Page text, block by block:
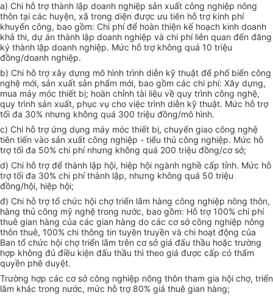
a) Chi hỗ trợ thành lập doanh nghiệp sản xuất công nghiệp nông
thôn tại các huyện, xã trong diện được ưu tiên hỗ trợ kinh phí
khuyến công, bao gồm: Chi phí để hoàn thiện kế hoạch kinh doanh
khả thi, dự án thành lập doanh nghiệp và chi phí liên quan đến đăng
ký thành lập doanh nghiệp. Mức hỗ trợ không quá 10 triệu
đồng/doanh nghiệp.
b) Chi hỗ trợ xây dựng mô hình trình diễn kỹ thuật để phổ biến công
nghệ mới, sản xuất sản phẩm mới, bao gồm các chi phí: Xây dựng,
mua máy móc thiết bị; hoàn chỉnh tài liệu về quy trình công nghệ,
quy trình sản xuất, phục vụ cho việc trình diễn kỹ thuật. Mức hỗ trợ
tối đa 30% nhưng không quá 300 triệu đồng/mô hình.
c) Chi hỗ trợ ứng dụng máy móc thiết bị, chuyển giao công nghệ
tiên tiến vào sản xuất công nghiệp - tiểu thủ công nghiệp. Mức hỗ
trợ tối đa 50% chi phí nhưng không quá 200 triệu đồng/cơ sở;
d) Chi hỗ trợ để thành lập hội, hiệp hội ngành nghề cấp tỉnh. Mức hỗ
trợ tối đa 30% chi phí thành lập, nhưng không quá 50 triệu
đồng/hội, hiệp hội;
đ) Chi hỗ trợ tổ chức hội chợ triển lãm hàng công nghiệp nông thôn,
hàng thủ công mỹ nghệ trong nước, bao gồm: Hỗ trợ 100% chi phí
thuê gian hàng của các gian hàng do các cơ sở công nghiệp nông
thôn thuê, 100% chi thông tin tuyên truyền và chi hoạt động của
Ban tổ chức hội chợ triển lãm trên cơ sở giá đấu thầu hoặc trường
hợp không đủ điều kiện đấu thầu thì theo giá được cấp có thẩm
quyền phê duyệt.
Trường hợp các cơ sở công nghiệp nông thôn tham gia hội chợ, triển
lãm khác trong nước, mức hỗ trợ 80% giá thuê gian hàng;